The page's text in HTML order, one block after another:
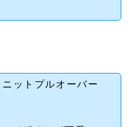
ットプルオーバー